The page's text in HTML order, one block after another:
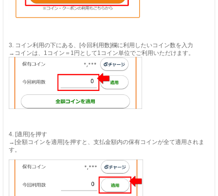
3. コイン利用の下にある、[今回利用数]欄に利用したいコイン数を入力
→コインは、1コイン＝1円として1コイン単位でご利用いただけます。
4. [適用]を押す
→[全額コインを適用]を押すと、支払金額内の保有コインが全て適用されま
す。